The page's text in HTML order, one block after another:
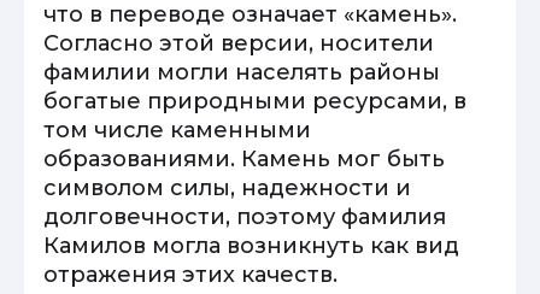
что в переводе означает «камень».
Согласно этой версии, носители
фамилии могли населять районы
богатые природными ресурсами, в
том числе каменными
образованиями. Камень мог быть
символом силы, надежности и
долговечности, поэтому фамилия
Камилов могла возникнуть как вид
отражения этих качеств.